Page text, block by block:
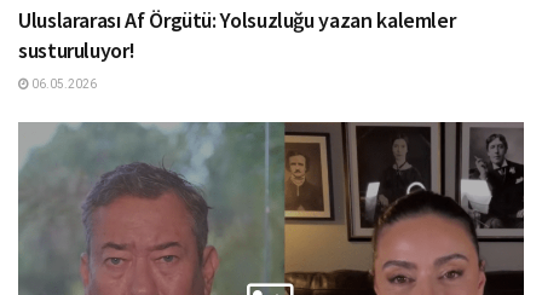
Uluslararası Af Örgütü: Yolsuzluğu yazan kalemler
susturuluyor!
06.05.2026